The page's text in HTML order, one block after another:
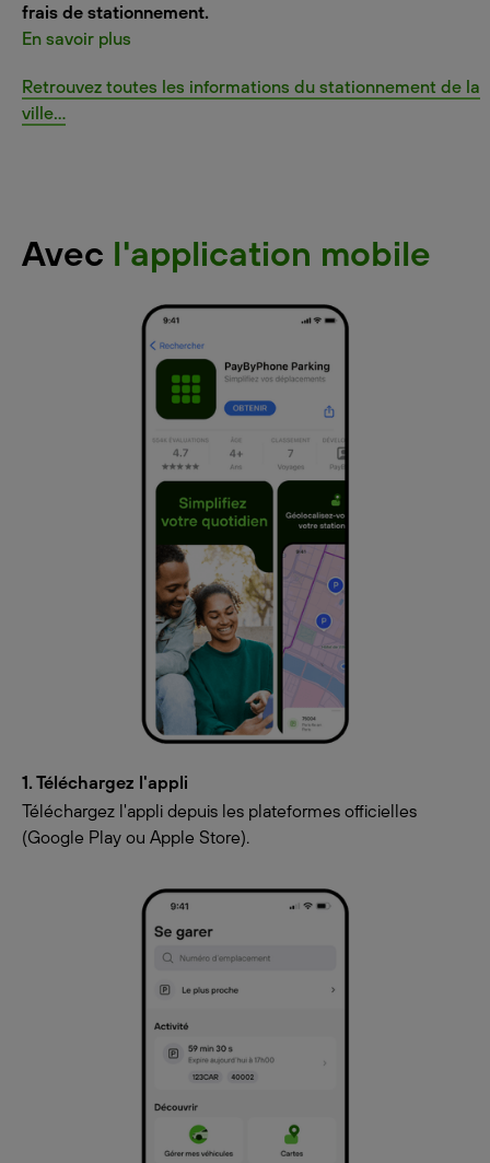
frais de stationnement.
En savoir plus
Retrouvez toutes les informations du stationnement de la
ville...
Avec l'application mobile
1. Téléchargez l'appli
Téléchargez l'appli depuis les plateformes officielles
(Google Play ou Apple Store).